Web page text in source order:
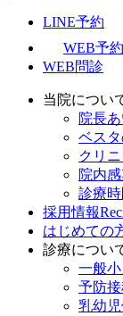
LINE予約
WEB予約
WEB問診
当院につい
院長
ベス
クリ
院内
診療
採用情報
はじめての
診療につい
一般小
予防
乳幼